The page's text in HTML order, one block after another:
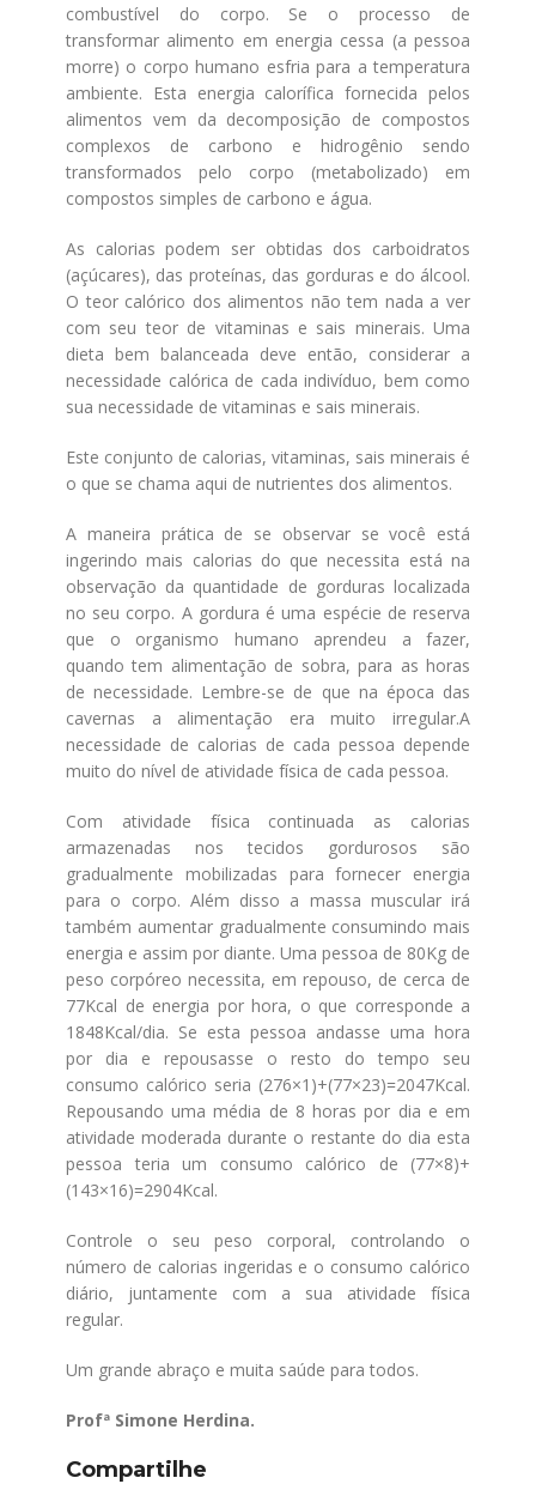
combustível do corpo. Se o processo de
transformar alimento em energia cessa (a pessoa
morre) o corpo humano esfria para a temperatura
ambiente. Esta energia calorífica fornecida pelos
alimentos vem da decomposição de compostos
complexos de carbono e hidrogênio sendo
transformados pelo corpo (metabolizado) em
compostos simples de carbono e água.
As calorias podem ser obtidas dos carboidratos
(açúcares), das proteínas, das gorduras e do álcool.
O teor calórico dos alimentos não tem nada a ver
com seu teor de vitaminas e sais minerais. Uma
dieta bem balanceada deve então, considerar a
necessidade calórica de cada indivíduo, bem como
sua necessidade de vitaminas e sais minerais.
Este conjunto de calorias, vitaminas, sais minerais é
o que se chama aqui de nutrientes dos alimentos.
A maneira prática de se observar se você está
ingerindo mais calorias do que necessita está na
observação da quantidade de gorduras localizada
no seu corpo. A gordura é uma espécie de reserva
que o organismo humano aprendeu a fazer,
quando tem alimentação de sobra, para as horas
de necessidade. Lembre-se de que na época das
cavernas a alimentação era muito irregular.A
necessidade de calorias de cada pessoa depende
muito do nível de atividade física de cada pessoa.
Com atividade física continuada as calorias
armazenadas nos tecidos gordurosos são
gradualmente mobilizadas para fornecer energia
para o corpo. Além disso a massa muscular irá
também aumentar gradualmente consumindo mais
energia e assim por diante. Uma pessoa de 80Kg de
peso corpóreo necessita, em repouso, de cerca de
77Kcal de energia por hora, o que corresponde a
1848Kcal/dia. Se esta pessoa andasse uma hora
por dia e repousasse o resto do tempo seu
consumo calórico seria (276×1)+(77×23)=2047Kcal.
Repousando uma média de 8 horas por dia e em
atividade moderada durante o restante do dia esta
pessoa teria um consumo calórico de (77×8)+
(143×16)=2904Kcal.
Controle o seu peso corporal, controlando o
número de calorias ingeridas e o consumo calórico
diário, juntamente com a sua atividade física
regular.
Um grande abraço e muita saúde para todos.
Profª Simone Herdina.
Compartilhe